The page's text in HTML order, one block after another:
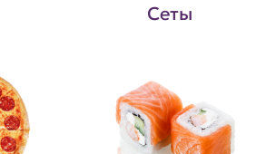
Сеты